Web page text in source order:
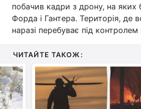
побачив кадри з дрону, на яких
Форда і Гантера. Територія, де
наразі перебуває під
ЧИТАЙТЕ ТАКОЖ: